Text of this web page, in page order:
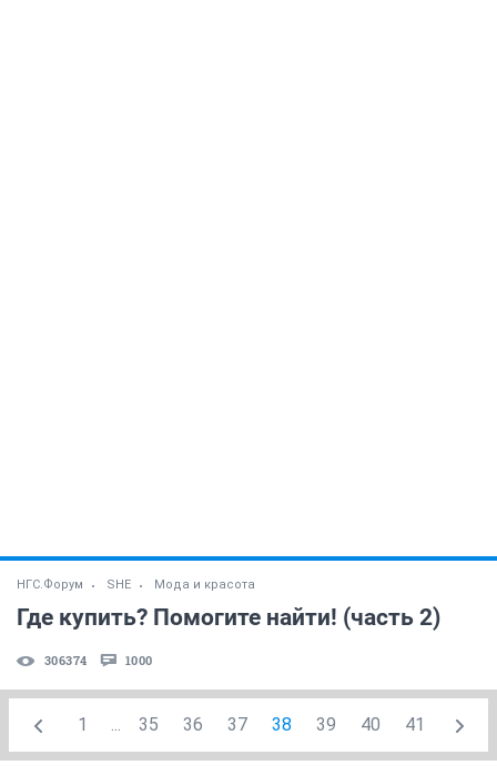
НГС.Форум SHE Мода и красота
Где купить? Помогите найти! (часть 2)
306374 1000
1 ... 35 36 37 38 39 40 41